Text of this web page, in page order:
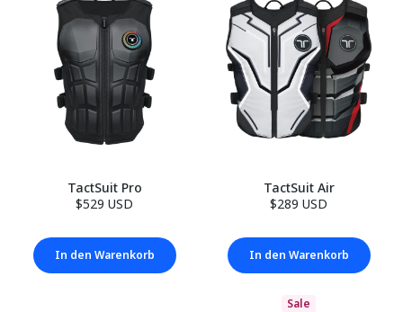
TactSuit Pro
$529 USD
In den Warenkorb
TactSuit Air
$289 USD
In den Warenkorb
Sale